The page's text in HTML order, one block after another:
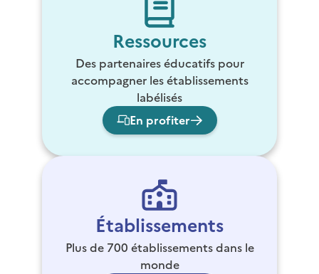
Ressources
Des partenaires éducatifs pour
accompagner les établissements
labélisés
En profiter
Établissements
Plus de 700 établissements dans le
monde